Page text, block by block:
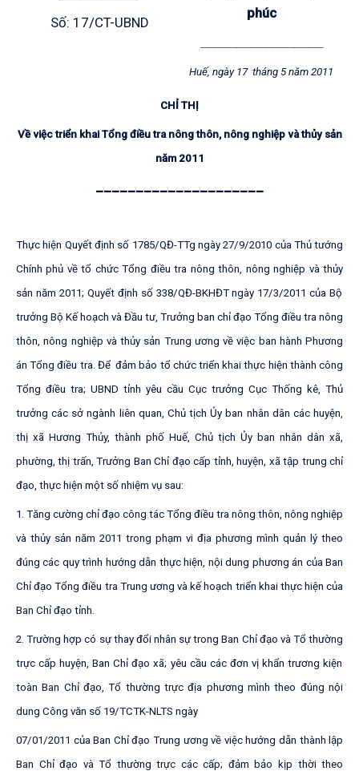
Số: 17/CT-UBND
phúc
Huế, ngày 17 tháng 5 năm 2011
CHỈ THỊ
Vềviệctriển khai Tổng điều tra nông thôn, nông nghiệp và thủy sản
năm 201 1
_____________________
Thực hiện Quyết địn h số 1785/QĐ-TTg ngày27/9/2010 của Thủ tướng
C hín hp hủ về tổ chức Tổng điều tra nông thôn, nông nghiệp và thủy
sản năm 201 1; Quyết địn h số 338/QĐ-BKHĐT ngày 17/3/201 1 của Bộ
trưởng Bộ Kế hoạch và Đầu tư, Trưởng ban chỉ đạo Tổng điều tra nông
thôn, nông ng hiệp và thủy sản Trung ương vềviệc ban hàn h P hương
án Tổng điều tra. Để đảm bảo tổ chức triển khai thực hiện thàn h công
Tổng điều tra; UBND tỉn h yêu cầu Cục trưởng Cục Thống kê, Thủ
trưởng các sở ngàn h iên quan, C hủ tịch Ủy ban n hân dân các huyện,
thị xã Hương Thủy, thàn h p hố Huế, C hủ tịch Ủy ban n hân dân xã,
phường, thị trấn, Trưởng Ban C hỉ đạo cấp tỉnh, huyện, xã tập trung chỉ
đạo, thực hiện một số n hiệm vụ sau:
1 . Tăng cường chỉ đạo công tác Tổng điều tra nông thôn, nông nghiệp
và thủy sản năm 201 1 trong p hạm vi địa p hương mìn h quản ý theo
đúng các quy trìn h hướngdẫn thựchiện, nội dung p hương án của Ban
C hỉ đạo Tổng điều tra Trung ương và kế hoạch triển khai thực hiện của
Ban C hỉ đạo tỉnh.
2. Trường hợp có sựthay đổi n hân sự trong Ban C hỉ đạo và Tổ thường
trực cấp huyện, Ban C hỉ đạoxã; yêu cầu các đơn vị khẩn trương kiện
toàn Ban C hỉ đạo, Tổ thường trực địa p hương mìn h theo đúng nội
dung Công văn số 19/TCTK-NLTS ngày
07/01/201 1 của Ban C hỉ đạo Trung ương về việc hướng dẫn thàn h lập
Ban C hỉ đạo và Tổ thường trực các cấp; đảm bảo kịp thời theo